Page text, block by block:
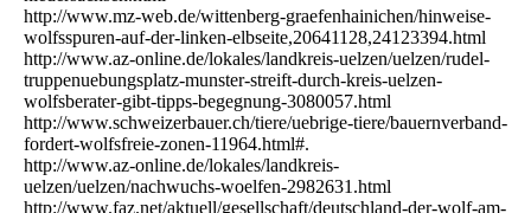
http://www.mz-web.de/wittenberg-graefenhainichen/hinweise-
wolfsspuren-auf-der-linken-elbseite,20641128,24123394.html
http://www.az-online.de/lokales/landkreis-uelzen/uelzen/rudel-
truppenuebungsplatz-munster-streift-durch-kreis-uelzen-
wolfsberater-gibt-tipps-begegnung-3080057.html
http://www.schweizerbauer.ch/tiere/uebrige-tiere/bauernverband-
fordert-wolfsfreie-zonen-11964.html#.
http://www.az-online.de/lokales/landkreis-
uelzen/uelzen/nachwuchs-woelfen-2982631.html
http://www.faz.net/aktuell/gesellschaft/deutschland-der-wolf-am-